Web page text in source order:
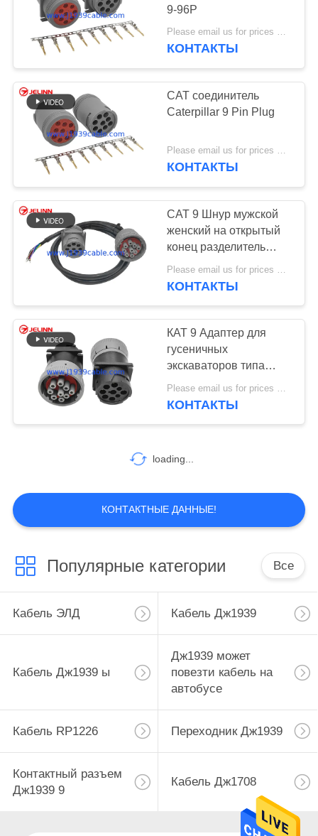
Переходник
Дж1939
11
Контактный
разъем Дж1939 9
13
Кабель Дж1708
21
Удлинительный
кабель OBD2
Кабель разъема
OBD2
9-96P
Please email us for prices MOQ:100 шт.
КОНТАКТЫ
CAT соединитель
Caterpillar 9 Pin Plug
Please email us for prices MOQ:100 шт.
КОНТАКТЫ
CAT 9 Шнур мужской
женский на открытый
конец разделитель
хвоста свиньи Y кабель
для гусеничных
КОНТАКТЫ
КАТ 9 Адаптер для
гусеничных
экскаваторов типа
19pin J1939
Please email us for prices MOQ:100 шт.
КОНТАКТЫ
loading...
КОНТАКТНЫЕ ДАННЫЕ!
Популярные категории Все
Кабель ЭЛД Кабель Дж1939
Кабель Дж1939 ы
Дж1939 может
повезти кабель на
автобусе
Кабель RP1226 Переходник Дж1939
Контактный разъем
Дж1939 9
Кабель Дж1708